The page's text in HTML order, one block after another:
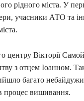
рідного міста. У
учасники АТО та
центру Вікторії
з отцем Іоанном.
багато
процес вишивання.